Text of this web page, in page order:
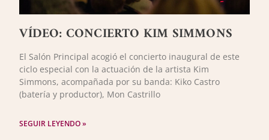
VÍDEO: CONCIERTO KIM SIMMONS
El Salón Principal acogió el concierto inaugural de este
ciclo especial con la actuación de la artista Kim
Simmons, acompañada por su banda: Kiko Castro
(batería y productor), Mon Castrillo
SEGUIR LEYENDO »